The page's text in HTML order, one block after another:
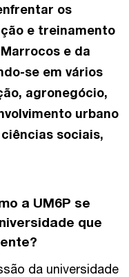
os
e treinamento
e da
se em vários
agronegócio,
urbano
sociais,
a UM6P se
que
da universidade